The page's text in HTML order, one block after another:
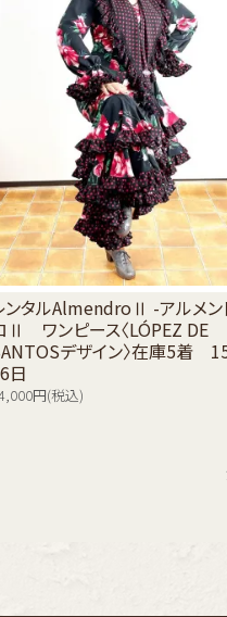
ンタルAlmendroⅡ -アルメン
Ⅱ ワンピース〈LÓPEZ DE
デザイン〉在庫5着
日
円(税込)